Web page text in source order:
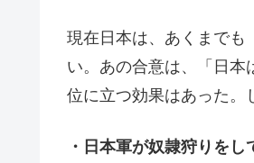
現在日本は、あくまでも
い。あの合意は、「日
位に立つ効果はあった。
・日本軍が奴隷狩りを